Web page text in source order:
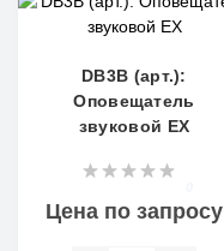
DB3B (арт.):
Оповещатель
звуковой EX
Цена по запросу